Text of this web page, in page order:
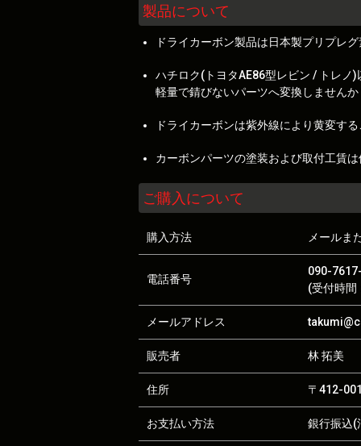
製品について
ドライカーボン製品は日本製プリプレ
ハチロク(トヨタAE86型レビン / トレノ
軽量で錆びないパーツへ変換しませんか
ドライカーボンは紫外線により黄変す
カーボンパーツの塗装および取付工賃は
ご購入について
購入方法 メールま
電話番号
090-
(受付時間
メールアドレス
販売者 林 拓美
住所 〒412-
お支払い方法 銀行振込(